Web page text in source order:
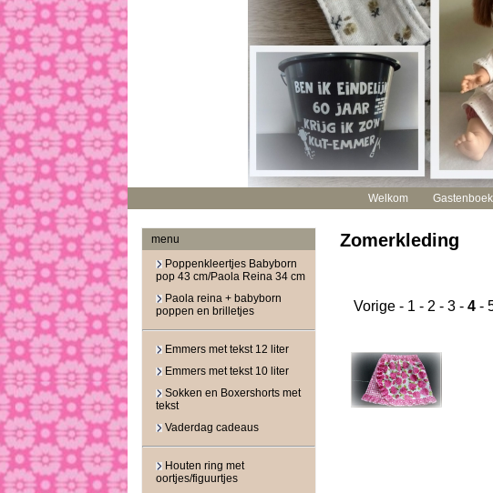
Welkom Gastenboek
menu
Poppenkleertjes Babyborn
pop 43 cm/Paola Reina 34 cm
Paola reina + babyborn
poppen en brilletjes
Emmers met tekst 12 liter
Emmers met tekst 10 liter
Sokken en Boxershorts met
tekst
Vaderdag cadeaus
Houten ring met
oortjes/figuurtjes
Zomerkleding
Vorige- 1 - 2 - 3- 4-